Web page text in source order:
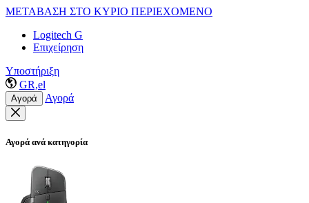
ΜΕΤΑΒΑΣΗ ΣΤΟ ΚΥΡΙΟ ΠΕΡΙΕΧΟΜΕΝΟ
Logitech G
Επιχείρηση
Υποστήριξη
GR,el
Αγορά Αγορά
Αγορά ανά κατηγορία